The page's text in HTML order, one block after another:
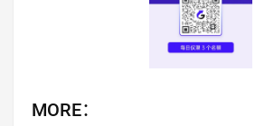
MORE：